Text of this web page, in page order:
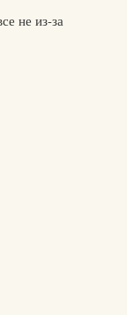
не из-за